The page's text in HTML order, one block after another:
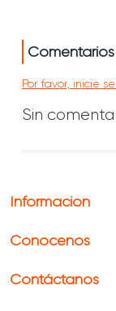
Comentarios
Por favor, inicie
Sin
Información
Conócenos
Contáctanos